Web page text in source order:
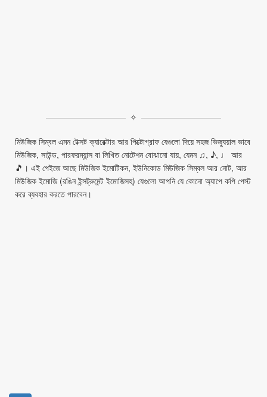
✧
মিউজিক সিম্বল এমন টেক্সট ক্যারেক্টার আর পিক্টোগ্রাফ যেগুলো দিয়ে সহজ ভিজ্যুয়াল ভাবে
মিউজিক, সাউন্ড, পারফরম্যান্স বা লিখিত নোটেশন বোঝানো যায়, যেমন ♫, ♪, ♩ আর
🎵। এই পেইজে আছে মিউজিক ইমোটিকন, ইউনিকোড মিউজিক সিম্বল আর নোট, আর
মিউজিক ইমোজি (রঙিন ইন্সট্রুমেন্ট ইমোজিসহ) যেগুলো আপনি যে কোনো অ্যাপে কপি পেস্ট
করে ব্যবহার করতে পারবেন।